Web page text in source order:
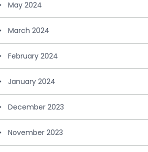
May 2024
March 2024
February 2024
January 2024
December 2023
November 2023